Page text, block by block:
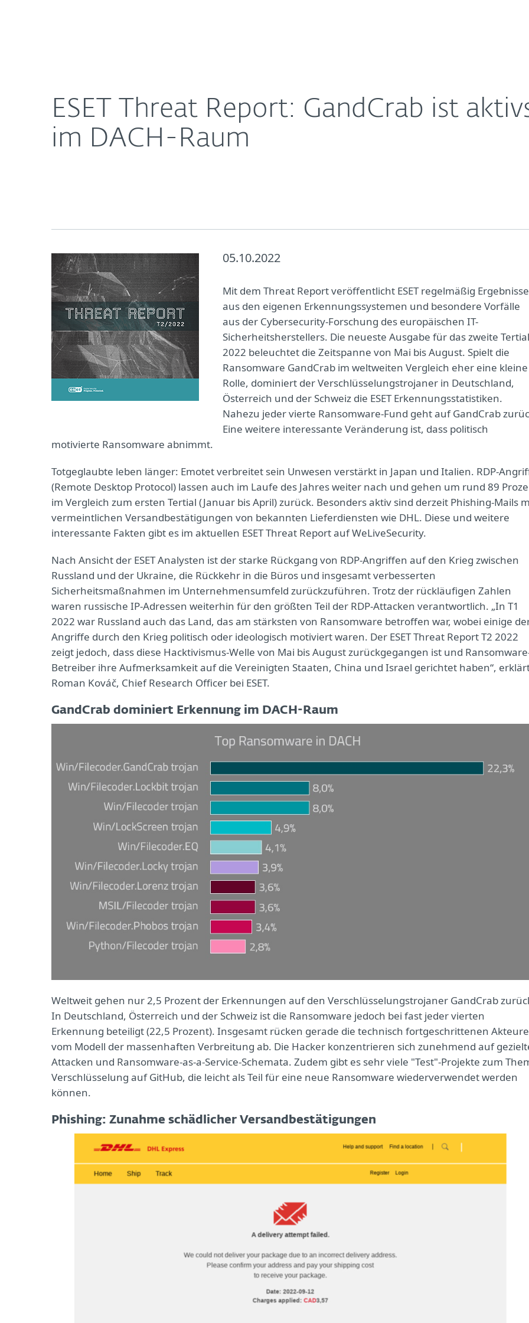
ESET Threat Report: GandCrab ist
im DACH-Raum
05.10.2022
Mit dem Threat Report veröffentlicht ESET regelmäßig Ergebnisse
aus den eigenen Erkennungssystemen und besondere Vorfälle
aus der Cybersecurity-Forschung des europäischen IT-
Sicherheitsherstellers. Die neueste Ausgabe für das zweite Tertial
2022 beleuchtet die Zeitspanne von Mai bis August. Spielt die
Ransomware GandCrab im weltweiten Vergleich eher eine kleine
Rolle, dominiert der Verschlüsselungstrojaner in Deutschland,
Österreich und der Schweiz die ESET Erkennungsstatistiken.
Nahezu jeder vierte Ransomware-Fund geht auf GandCrab
Eine weitere interessante Veränderung ist, dass politisch
motivierte Ransomware abnimmt.
Totgeglaubte leben länger: Emotet verbreitet sein Unwesen verstärkt in Japan und Italien. RDP-
(Remote Desktop Protocol) lassen auch im Laufe des Jahres weiter nach und gehen um rund 89
im Vergleich zum ersten Tertial (Januar bis April) zurück. Besonders aktiv sind derzeit Phishing-Mails
vermeintlichen Versandbestätigungen von bekannten Lieferdiensten wie DHL. Diese und weitere
interessante Fakten gibt es im aktuellen ESET Threat Report auf WeLiveSecurity.
Nach Ansicht der ESET Analysten ist der starke Rückgang von RDP-Angriffen auf den Krieg zwischen
Russland und der Ukraine, die Rückkehr in die Büros und insgesamt verbesserten
Sicherheitsmaßnahmen im Unternehmensumfeld zurückzuführen. Trotz der rückläufigen Zahlen
waren russische IP-Adressen weiterhin für den größten Teil der RDP-Attacken verantwortlich. „In T1
2022 war Russland auch das Land, das am stärksten von Ransomware betroffen war, wobei einige
Angriffe durch den Krieg politisch oder ideologisch motiviert waren. Der ESET Threat Report T2 2022
zeigt jedoch, dass diese Hacktivismus-Welle von Mai bis August zurückgegangen ist und
Betreiber ihre Aufmerksamkeit auf die Vereinigten Staaten, China und Israel gerichtet haben“,
Roman Kováč, Chief Research Officer bei ESET.
GandCrab dominiert Erkennung im DACH-Raum
Weltweit gehen nur 2,5 Prozent der Erkennungen auf den Verschlüsselungstrojaner GandCrab
In Deutschland, Österreich und der Schweiz ist die Ransomware jedoch bei fast jeder vierten
Erkennung beteiligt (22,5 Prozent). Insgesamt rücken gerade die technisch fortgeschrittenen Akteure
vom Modell der massenhaften Verbreitung ab. Die Hacker konzentrieren sich zunehmend auf
Attacken und Ransomware-as-a-Service-Schemata. Zudem gibt es sehr viele "Test"-Projekte zum
Verschlüsselung auf GitHub, die leicht als Teil für eine neue Ransomware wiederverwendet werden
können.
Phishing: Zunahme schädlicher Versandbestätigungen